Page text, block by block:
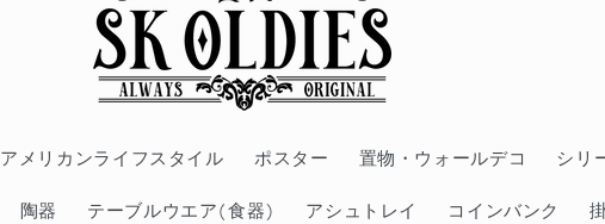
アメリカンライフスタイル ポスター 置物・ウォールデコ シリ
陶器 テーブルウエア(食器) アシュトレイ コインバンク